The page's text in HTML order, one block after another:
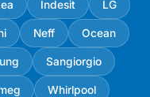
Indesit LG
Neff Ocean
Sangiorgio
Whirlpool